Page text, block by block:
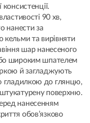
90 хв,
нанести за
та вирівняти
шар нанесеного
широким шпателем
й зaгладжують
до глянцю,
поверхню.
нанесенням
обов’язково